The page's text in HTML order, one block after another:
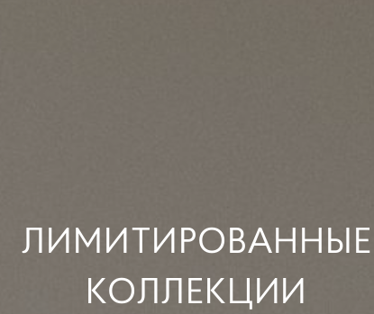
ЛИМИТИРОВАННЫЕ
КОЛЛЕКЦИИ